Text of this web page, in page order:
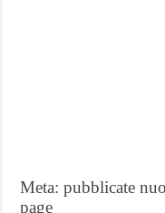
Meta: pubblicate
page